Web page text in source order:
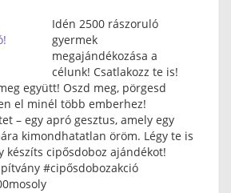
Idén 2500 rászoruló
gyermek
megajándékozása a
célunk! Csatlakozz te is!
együtt! Oszd meg, pörgesd
el minél több emberhez!
– egy apró gesztus, amely egy
kimondhatatlan öröm. Légy te is
készíts cipősdoboz ajándékot!
#cipősdobozakció